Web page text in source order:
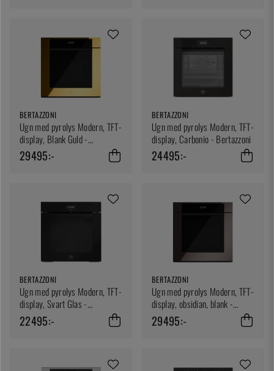
BERTAZZONI
Ugn med pyrolys Modern, TFT-
display, Blank Guld -
Bertazzoni
29495:-
BERTAZZONI
Ugn med pyrolys Modern, TFT-
display, Carbonio - Bertazzoni
24495:-
BERTAZZONI
Ugn med pyrolys Modern, TFT-
display, Svart Glas -
Bertazzoni
22495:-
BERTAZZONI
Ugn med pyrolys Modern, TFT-
display, obsidian, blank -
Bertazzoni
29495:-